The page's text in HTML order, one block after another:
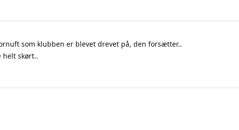
som klubben er blevet drevet på, den forsætter..
helt skørt..